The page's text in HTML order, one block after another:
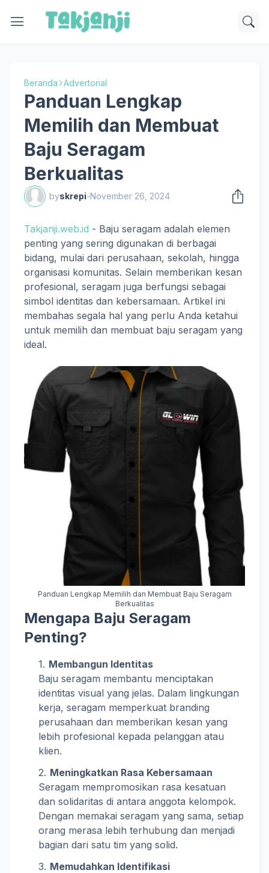
Beranda Advertorial
Panduan Lengkap
Memilih dan Membuat
Baju Seragam
Berkualitas
byskrepi-November 26, 2024
Takjanji.web.id - Baju seragam adalah elemen
penting yang sering digunakan di berbagai
bidang, mulai dari perusahaan, sekolah, hingga
organisasi komunitas. Selain memberikan kesan
profesional, seragam juga berfungsi sebagai
simbol identitas dan kebersamaan. Artikel ini
membahas segala hal yang perlu Anda ketahui
untuk memilih dan membuat baju seragam yang
ideal.
Panduan Lengkap Memilih dan Membuat Baju Seragam
Berkualitas
Mengapa Baju Seragam
Penting?
Membangun Identitas
Baju seragam membantu menciptakan
identitas visual yang jelas. Dalam lingkungan
kerja, seragam memperkuat branding
perusahaan dan memberikan kesan yang
lebih profesional kepada pelanggan atau
klien.
Meningkatkan Rasa Kebersamaan
Seragam mempromosikan rasa kesatuan
dan solidaritas di antara anggota kelompok.
Dengan memakai seragam yang sama, setiap
orang merasa lebih terhubung dan menjadi
bagian dari satu tim yang solid.
Memudahkan Identifikasi